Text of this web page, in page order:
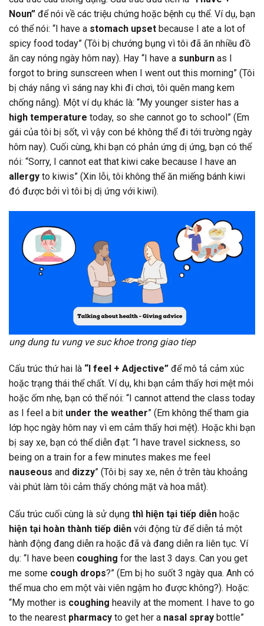
Noun” để nói về các triệu chứng hoặc bệnh cụ thể. Ví dụ, bạn
có thể nói: “I have a stomach upset because I ate a lot of
spicy food today” (Tôi bị chướng bụng vì tôi đã ăn nhiều đồ
ăn cay nóng ngày hôm nay). Hay “I have a sunburn as I
forgot to bring sunscreen when I went out this morning” (Tôi
bị cháy nắng vì sáng nay khi đi chơi, tôi quên mang kem
chống nắng). Một ví dụ khác là: “My younger sister has a
high temperature today, so she cannot go to school” (Em
gái của tôi bị sốt, vì vậy con bé không thể đi tới trường ngày
hôm nay). Cuối cùng, khi bạn có phản ứng dị ứng, bạn có thể
nói: “Sorry, I cannot eat that kiwi cake because I have an
allergy to kiwis” (Xin lỗi, tôi không thể ăn miếng bánh kiwi
đó được bởi vì tôi bị dị ứng với kiwi).
ung dung tu vung ve suc khoe trong giao tiep
Cấu trúc thứ hai là “I feel + Adjective” để mô tả cảm xúc
hoặc trạng thái thể chất. Ví dụ, khi bạn cảm thấy hơi mệt mỏi
hoặc ốm nhẹ, bạn có thể nói: “I cannot attend the class today
as I feel a bit under the weather” (Em không thể tham gia
lớp học ngày hôm nay vì em cảm thấy hơi mệt). Hoặc khi bạn
bị say xe, bạn có thể diễn đạt: “I have travel sickness, so
being on a train for a few minutes makes me feel
nauseous and dizzy” (Tôi bị say xe, nên ở trên tàu khoảng
vài phút làm tôi cảm thấy chóng mặt và hoa mắt).
Cấu trúc cuối cùng là sử dụng thì hiện tại tiếp diễn hoặc
hiện tại hoàn thành tiếp diễn với động từ để diễn tả một
hành động đang diễn ra hoặc đã và đang diễn ra liên tục. Ví
dụ: “I have been coughing for the last 3 days. Can you get
me some cough drops?” (Em bị ho suốt 3 ngày qua. Anh có
thể mua cho em một vài viên ngậm ho được không?). Hoặc:
“My mother is coughing heavily at the moment. I have to go
to the nearest pharmacy to get her a nasal spray bottle”